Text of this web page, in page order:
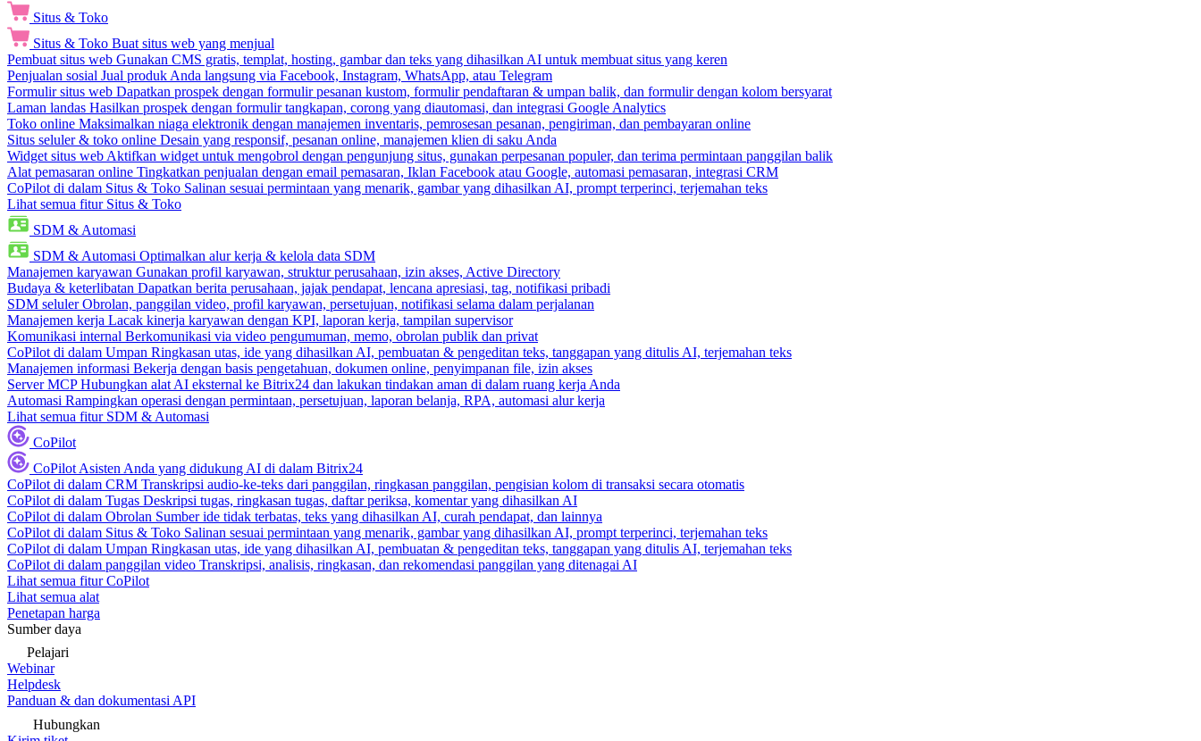
Situs & Toko
Situs & Toko Buat situs web yang menjual
Pembuat situs web Gunakan CMS gratis, templat, hosting, gambar dan teks yang dihasilkan AI untuk membuat situs yang keren
Penjualan sosial Jual produk Anda langsung via Facebook, Instagram, WhatsApp, atau Telegram
Formulir situs web Dapatkan prospek dengan formulir pesanan kustom, formulir pendaftaran & umpan balik, dan formulir dengan kolom bersyarat
Laman landas Hasilkan prospek dengan formulir tangkapan, corong yang diautomasi, dan integrasi Google Analytics
Toko online Maksimalkan niaga elektronik dengan manajemen inventaris, pemrosesan pesanan, pengiriman, dan pembayaran online
Situs seluler & toko online Desain yang responsif, pesanan online, manajemen klien di saku Anda
Widget situs web Aktifkan widget untuk mengobrol dengan pengunjung situs, gunakan perpesanan populer, dan terima permintaan panggilan balik
Alat pemasaran online Tingkatkan penjualan dengan email pemasaran, Iklan Facebook atau Google, automasi pemasaran, integrasi CRM
CoPilot di dalam Situs & Toko Salinan sesuai permintaan yang menarik, gambar yang dihasilkan AI, prompt terperinci, terjemahan teks
Lihat semua fitur Situs & Toko
SDM & Automasi
SDM & Automasi Optimalkan alur kerja & kelola data SDM
Manajemen karyawan Gunakan profil karyawan, struktur perusahaan, izin akses, Active Directory
Budaya & keterlibatan Dapatkan berita perusahaan, jajak pendapat, lencana apresiasi, tag, notifikasi pribadi
SDM seluler Obrolan, panggilan video, profil karyawan, persetujuan, notifikasi selama dalam perjalanan
Manajemen kerja Lacak kinerja karyawan dengan KPI, laporan kerja, tampilan supervisor
Komunikasi internal Berkomunikasi via video pengumuman, memo, obrolan publik dan privat
CoPilot di dalam Umpan Ringkasan utas, ide yang dihasilkan AI, pembuatan & pengeditan teks, tanggapan yang ditulis AI, terjemahan teks
Manajemen informasi Bekerja dengan basis pengetahuan, dokumen online, penyimpanan file, izin akses
Server MCP Hubungkan alat AI eksternal ke Bitrix24 dan lakukan tindakan aman di dalam ruang kerja Anda
Automasi Rampingkan operasi dengan permintaan, persetujuan, laporan belanja, RPA, automasi alur kerja
Lihat semua fitur SDM & Automasi
CoPilot
CoPilot Asisten Anda yang didukung AI di dalam Bitrix24
CoPilot di dalam CRM Transkripsi audio-ke-teks dari panggilan, ringkasan panggilan, pengisian kolom di transaksi secara otomatis
CoPilot di dalam Tugas Deskripsi tugas, ringkasan tugas, daftar periksa, komentar yang dihasilkan AI
CoPilot di dalam Obrolan Sumber ide tidak terbatas, teks yang dihasilkan AI, curah pendapat, dan lainnya
CoPilot di dalam Situs & Toko Salinan sesuai permintaan yang menarik, gambar yang dihasilkan AI, prompt terperinci, terjemahan teks
CoPilot di dalam Umpan Ringkasan utas, ide yang dihasilkan AI, pembuatan & pengeditan teks, tanggapan yang ditulis AI, terjemahan teks
CoPilot di dalam panggilan video Transkripsi, analisis, ringkasan, dan rekomendasi panggilan yang ditenagai AI
Lihat semua fitur CoPilot
Lihat semua alat
Penetapan harga
Sumber daya
Pelajari
Webinar
Helpdesk
Panduan & dan dokumentasi API
Hubungkan